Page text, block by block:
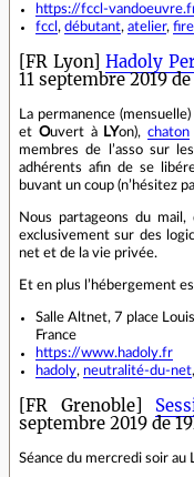
https://fccl-
fccl , débutant, atelier,
[FR Lyon] Hadoly
11 septembre 2019
La permanence (mensuelle)
et Ouvert à LYon),chaton
membres de l’asso sur
adhérents afin de se
buvant un coup (n’hésitez
Nous partageons du
exclusivement sur des
net et de la vie privée.
Et en plus l’hébergement
Salle Altnet, 7 place
France
https://www.hadoly.fr
hadoly, neutralité-du-net,
[FR Grenoble]
septembre 2019 de
Séance du mercredi soir au